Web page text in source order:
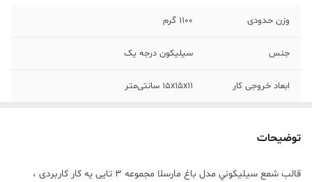
وزن حدودی 1100 گرم
جنس سیلیکون درجه یک
ابعاد خروجی کار 15x15x11 سانتی‌متر
توضیحات
قالب شمع سيليکوني مدل باغ مارسلا مجموعه 3 تایی يه کار کاربردی ،